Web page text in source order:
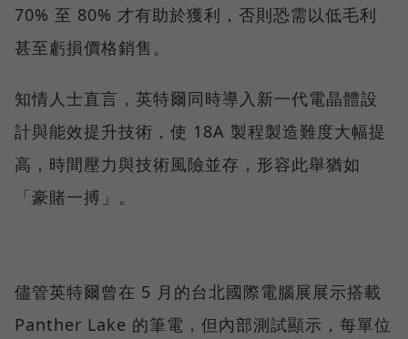
70% 至 80% 才有助於獲利，否則恐需以低毛利
甚至虧損價格銷售。
知情人士直言，英特爾同時導入新一代電晶體設
計與能效提升技術，使 18A 製程製造難度大幅提
高，時間壓力與技術風險並存，形容此舉猶如
「豪賭一搏」。
儘管英特爾曾在 5 月的台北國際電腦展展示搭載
Panther Lake 的筆電，但內部測試顯示，每單位